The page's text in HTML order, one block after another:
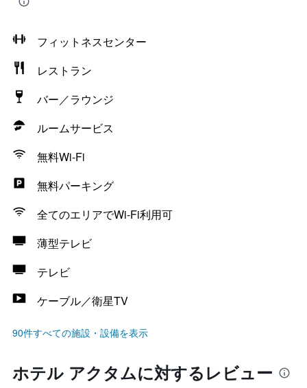
フィットネスセンター
レストラン
バー／ラウンジ
ルームサービス
無料Wi-Fi
無料パーキング
全てのエリアでWi-Fi利用可
薄型テレビ
テレビ
ケーブル／衛星TV
90件すべての施設・設備を表示
ホテル アクタムに対するレビュー